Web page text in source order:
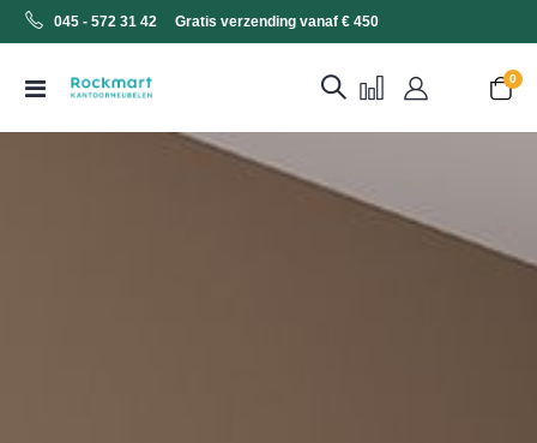
045 - 572 31 42 Gratis verzending vanaf € 450
Toggle
Cart
0